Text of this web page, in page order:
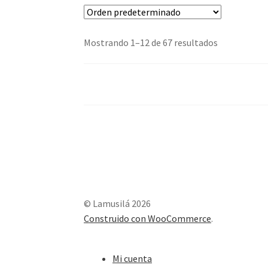
Mostrando 1–12 de 67 resultados
© Lamusilá 2026
Construido con WooCommerce.
Mi cuenta